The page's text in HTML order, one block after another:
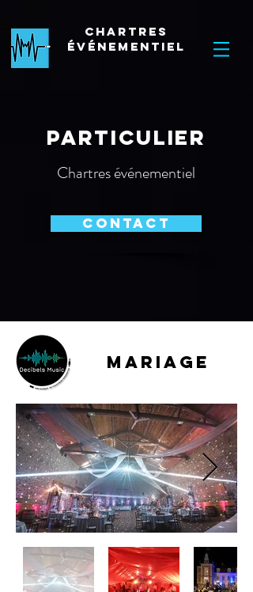
Chartres
Événementiel
Particulier
Chartres événementiel
Contact
Mariage